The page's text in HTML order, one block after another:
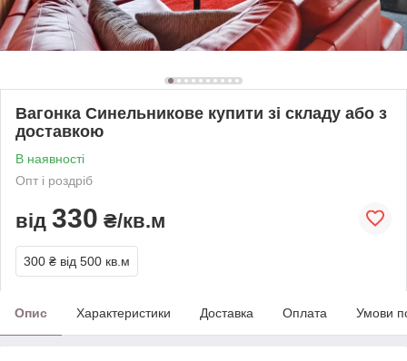
Вагонка Синельникове купити зі складу або з
доставкою
В наявності
Опт і роздріб
від 330 ₴/кв.м
300 ₴ від 500 кв.м
Опис Характеристики Доставка Оплата Умови